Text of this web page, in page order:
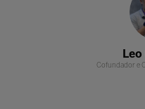
Cofundador e